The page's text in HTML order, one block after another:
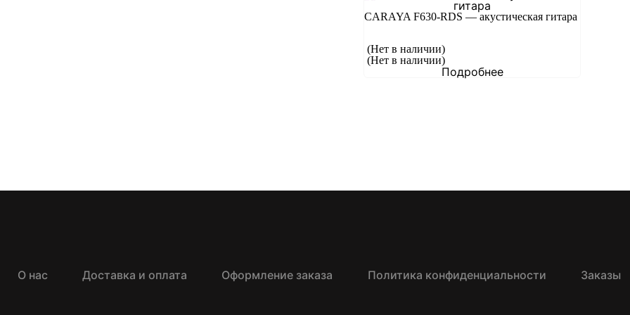
CARAYA F630-RDS — акустическая гитара
(Нет в наличии)
(Нет в наличии)
Подробнее
О нас Доставка и оплата Оформление заказа Политика конфиденциальности Заказы